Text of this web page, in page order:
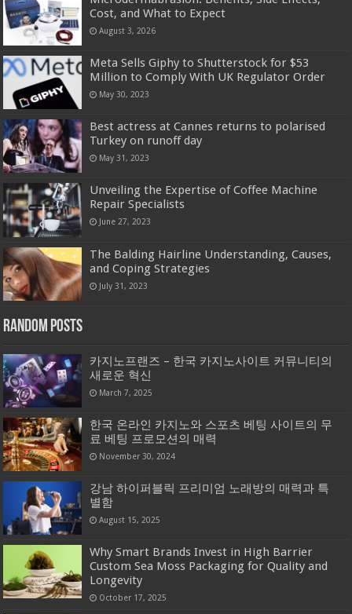
Cost, and What to Expect
August 3, 2026
Meta Sells Giphy to Shutterstock for $53
Million to Comply With UK Regulator Order
May 30, 2023
Best actress at Cannes returns to polarised
Turkey on runoff day
May 31, 2023
Unveiling the Expertise of Coffee Machine
Repair Specialists
June 27, 2023
The Balding Hairline Understanding, Causes,
and Coping Strategies
July 31, 2023
Random Posts
카지노프랜즈 – 한국 카지노사이트 커뮤니티의
새로운 혁신
March 7, 2025
한국 온라인 카지노와 스포츠 베팅 사이트의 무
료 베팅 프로모션의 매력
November 30, 2024
강남 하이퍼블릭 프리미엄 노래방의 매력과 특
별함
August 15, 2025
Why Smart Brands Invest in High Barrier
Custom Sea Moss Packaging for Quality and
Longevity
October 17, 2025